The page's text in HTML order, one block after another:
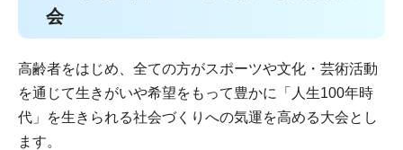
会
高齢者をはじめ、全ての方がスポーツや文化・芸術活動
を通じて生きがいや希望をもって豊かに「人生100年時
代」を生きられる社会づくりへの気運を高める大会とし
ます。